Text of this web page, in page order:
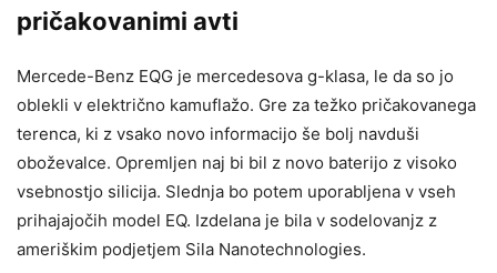
pričakovanimi avti
Mercede-Benz EQG je mercedesova g-klasa, le da so jo
oblekli v električno kamuflažo. Gre za težko pričakovanega
terenca, ki z vsako novo informacijo še bolj navduši
oboževalce. Opremljen naj bi bil z novo baterijo z visoko
vsebnostjo silicija. Slednja bo potem uporabljena v vseh
prihajajočih model EQ. Izdelana je bila v sodelovanjz z
ameriškim podjetjem Sila Nanotechnologies.